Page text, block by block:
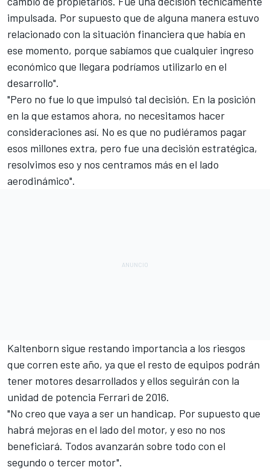
impulsada. Por supuesto que de alguna manera estuvo
relacionado con la situación financiera que había en
ese momento, porque sabíamos que cualquier ingreso
económico que llegara podríamos utilizarlo en el
desarrollo".
"Pero no fue lo que impulsó tal decisión. En la posición
en la que estamos ahora, no necesitamos hacer
consideraciones así. No es que no pudiéramos pagar
esos millones extra, pero fue una decisión estratégica,
resolvimos eso y nos centramos más en el lado
aerodinámico".
Kaltenborn sigue restando importancia a los riesgos
que corren este año, ya que el resto de equipos podrán
tener motores desarrollados yellos seguirán con la
unidad de potencia Ferrari de 2016.
"No creo que vaya a ser un handicap. Por supuesto que
habrá mejoras en el lado del motor, y eso no nos
beneficiará. Todos avanzarán sobre todo con el
segundo o tercer motor".